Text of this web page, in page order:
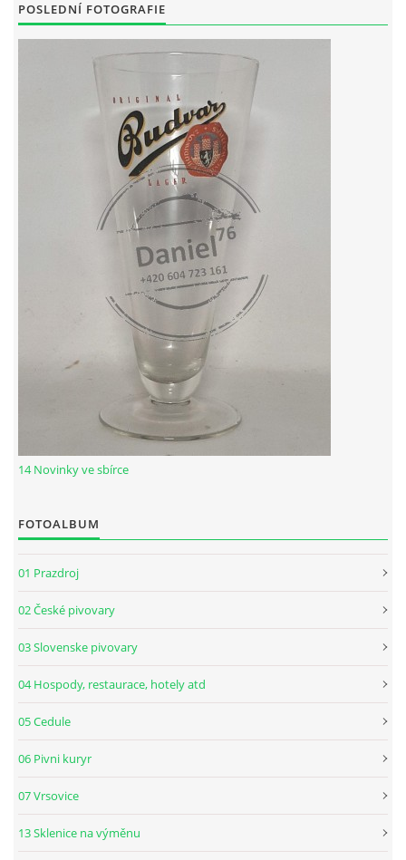
POSLEDNÍ FOTOGRAFIE
14 Novinky ve sbírce
FOTOALBUM
01 Prazdroj
02 České pivovary
03 Slovenske pivovary
04 Hospody, restaurace, hotely atd
05 Cedule
06 Pivni kuryr
07 Vrsovice
13 Sklenice na výměnu